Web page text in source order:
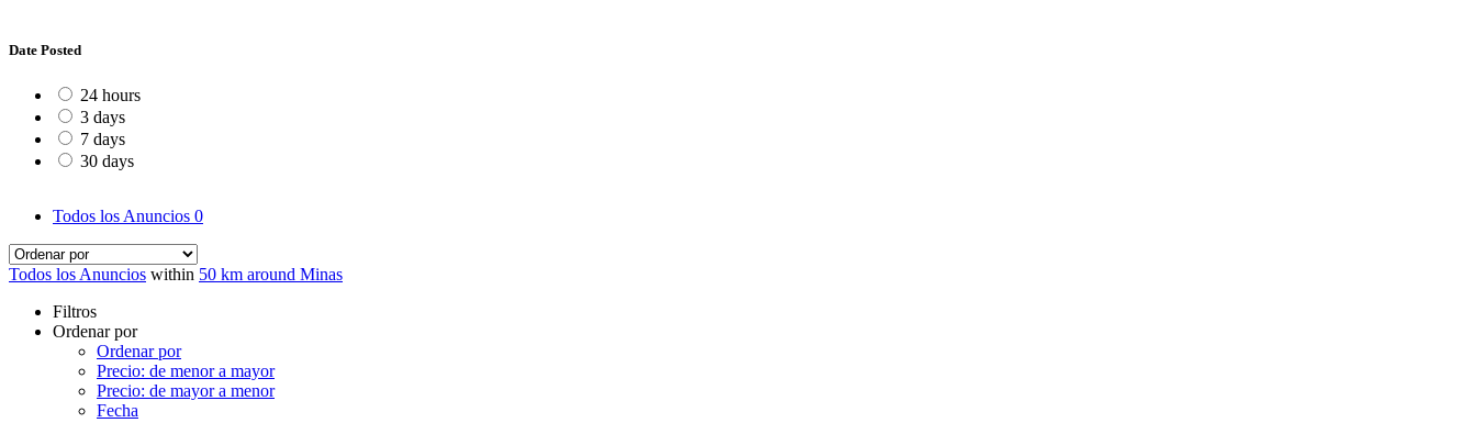
Date Posted
24 hours
3 days
7 days
30 days
Todos los Anuncios 0
Todos los Anuncios within 50 km around Minas
Filtros
Ordenar por
Ordenar por
Precio: de menor a mayor
Precio: de mayor a menor
Fecha